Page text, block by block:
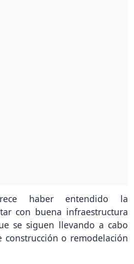
haber entendido la
con buena infraestructura
se siguen llevando a cabo
construcción o remodelación